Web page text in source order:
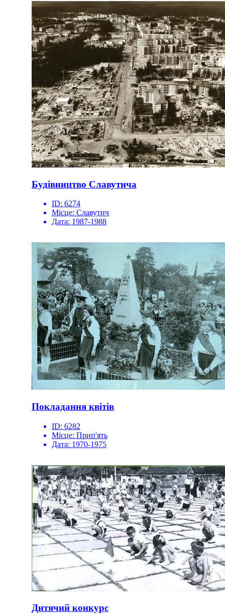
Будівництво Славутича
ID: 6274
Місце: Славутич
Дата: 1987-1988
Покладання квітів
ID: 6282
Місце: Прип'ять
Дата: 1970-1975
Дитячий конкурс